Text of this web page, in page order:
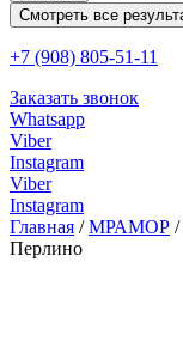
Смотреть все
+7 (908) 805-51-11
Заказать звонок
Whatsapp
Viber
Instagram
Viber
Instagram
Главная /МРАМОР /
Перлино